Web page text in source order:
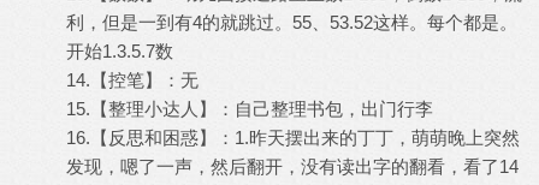
利，但是一到有4的就跳过。55、53.52这样。每个都是。
开始1.3.5.7数
14.【控笔】：无
15.【整理小达人】：自己整理书包，出门行李
16.【反思和困惑】：1.昨天摆出来的丁丁，萌萌晚上突然
发现，嗯了一声，然后翻开，没有读出字的翻看，看了14